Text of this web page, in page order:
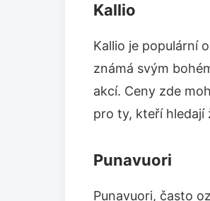
Kallio
Kallio je populární
známá svým
akcí. Ceny zde
pro ty, kteří hledají
Punavuori
Punavuori, často